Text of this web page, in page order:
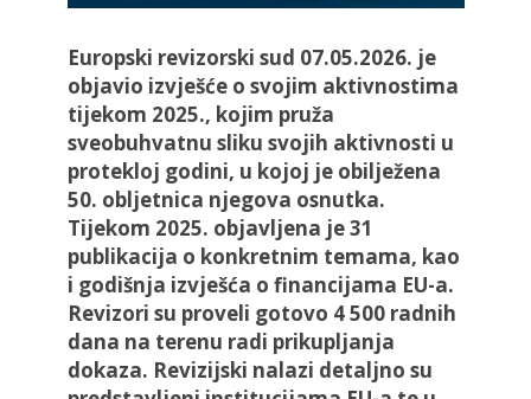
Europski revizorski sud 07.05.2026. je
objavio izvješće o svojim aktivnostima
tijekom 2025., kojim pruža
sveobuhvatnu sliku svojih aktivnosti u
protekloj godini, u kojoj je obilježena
50. obljetnica njegova osnutka.
Tijekom 2025. objavljena je 31
publikacija o konkretnim temama, kao
i godišnja izvješća o financijama EU-a.
Revizori su proveli gotovo 4 500 radnih
dana na terenu radi prikupljanja
dokaza. Revizijski nalazi detaljno su